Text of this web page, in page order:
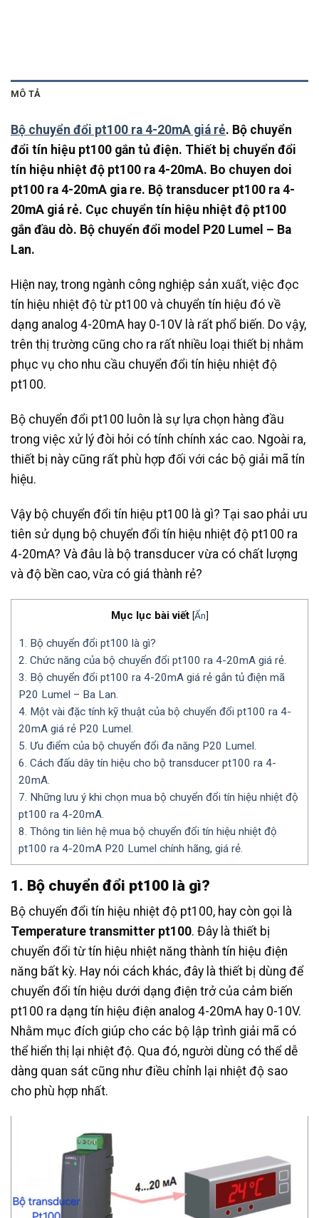
MÔ TẢ
Bộ chuyển đổi pt100 ra 4-20mA giá rẻ. Bộ chuyển
đổi tín hiệu pt100 gắn tủ điện. Thiết bị chuyển đổi
tín hiệu nhiệt độ pt100 ra 4-20mA. Bo chuyen doi
pt100 ra 4-20mA gia re. Bộ transducer pt100 ra 4-
20mA giá rẻ. Cục chuyển tín hiệu nhiệt độ pt100
gắn đầu dò. Bộ chuyển đổi model P20 Lumel – Ba
Lan.
Hiện nay, trong ngành công nghiệp sản xuất, việc đọc
tín hiệu nhiệt độ từ pt100 và chuyển tín hiệu đó về
dạng analog 4-20mA hay 0-10V là rất phổ biến. Do vậy,
trên thị trường cũng cho ra rất nhiều loại thiết bị nhằm
phục vụ cho nhu cầu chuyển đổi tín hiệu nhiệt độ
pt100.
Bộ chuyển đổi pt100 luôn là sự lựa chọn hàng đầu
trong việc xử lý đòi hỏi có tính chính xác cao. Ngoài ra,
thiết bị này cũng rất phù hợp đối với các bộ giải mã tín
hiệu.
Vậy bộ chuyển đổi tín hiệu pt100 là gì? Tại sao phải ưu
tiên sử dụng bộ chuyển đổi tín hiệu nhiệt độ pt100 ra
4-20mA? Và đâu là bộ transducer vừa có chất lượng
và độ bền cao, vừa có giá thành rẻ?
Mục lục bài viết [Ẩn]
1. Bộ chuyển đổi pt100 là gì?
2. Chức năng của bộ chuyển đổi pt100 ra 4-20mA giá rẻ.
3. Bộ chuyển đổi pt100 ra 4-20mA giá rẻ gắn tủ điện mã
P20 Lumel – Ba Lan.
4. Một vài đặc tính kỹ thuật của bộ chuyển đổi pt100 ra 4-
20mA giá rẻ P20 Lumel.
5. Ưu điểm của bộ chuyển đổi đa năng P20 Lumel.
6. Cách đấu dây tín hiệu cho bộ transducer pt100 ra 4-
20mA.
7. Những lưu ý khi chọn mua bộ chuyển đổi tín hiệu nhiệt độ
pt100 ra 4-20mA.
8. Thông tin liên hệ mua bộ chuyển đổi tín hiệu nhiệt độ
pt100 ra 4-20mA P20 Lumel chính hãng, giá rẻ.
1. Bộ chuyển đổi pt100 là gì?
Bộ chuyển đổi tín hiệu nhiệt độ pt100, hay còn gọi là
Temperature transmitter pt100. Đây là thiết bị
chuyển đổi từ tín hiệu nhiệt năng thành tín hiệu điện
năng bất kỳ. Hay nói cách khác, đây là thiết bị dùng để
chuyển đổi tín hiệu dưới dạng điện trở của cảm biến
pt100 ra dạng tín hiệu điện analog 4-20mA hay 0-10V.
Nhằm mục đích giúp cho các bộ lập trình giải mã có
thể hiển thị lại nhiệt độ. Qua đó, người dùng có thể dễ
dàng quan sát cũng như điều chỉnh lại nhiệt độ sao
cho phù hợp nhất.